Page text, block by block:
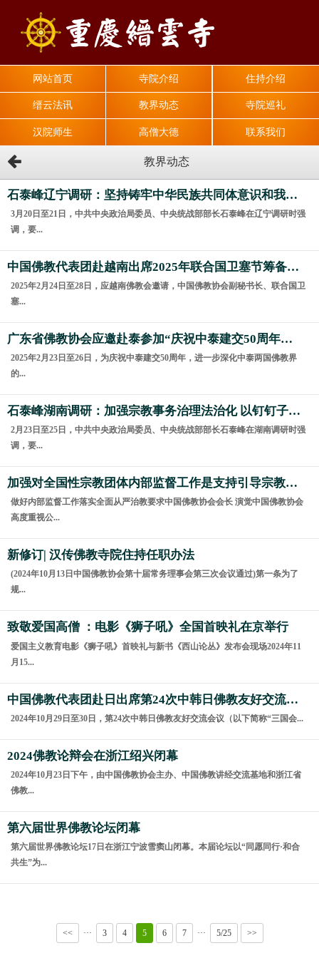
网站首页 寺院介绍 住持介绍
缙云法讯 教界动态 寺院巡礼
汉院师生 高僧大德 联系我们
教界动态
石泰峰辽宁调研：坚持铸牢中华民族共同体意识和我国宗教中国化方向 切实做好新时代党的民族宗教工作
3月20日至21日，中共中央政治局委员、中央统战部部长石泰峰在辽宁调研时强
调，要...
中国佛教代表团赴越南出席2025年联合国卫塞节筹备会议
2025年2月24日至28日，应越南佛教会邀请，中国佛教协会副秘书长、联合国卫
塞...
广东省佛教协会应邀赴泰参加“庆祝中泰建交50周年暨恭请六祖圣像供奉仪式”
2025年2月23日至26日，为庆祝中泰建交50周年，进一步深化中泰两国佛教界
的...
石泰峰湖南调研：加强宗教事务治理法治化 以钉钉子精神抓好统战工作各项任务落地落实
2月23日至25日，中共中央政治局委员、中央统战部部长石泰峰在湖南调研时强
调，要...
加强对全国性宗教团体内部监督工作是支持引导宗教界全面从严治教的内在要求
做好内部监督工作落实全面从严治教要求中国佛教协会会长 演觉中国佛教协会
高度重视公...
新修订| 汉传佛教寺院住持任职办法
(2024年10月13日中国佛教协会第十届常务理事会第三次会议通过)第一条为了
规...
致敬爱国高僧 ：电影《狮子吼》全国首映礼在京举行
爱国主义教育电影《狮子吼》首映礼与新书《西山论丛》发布会现场2024年11
月15...
中国佛教代表团赴日出席第24次中韩日佛教友好交流会议
2024年10月29日至30日，第24次中韩日佛教友好交流会议（以下简称“三国会...
2024佛教论辩会在浙江绍兴闭幕
2024年10月23日下午，由中国佛教协会主办、中国佛教讲经交流基地和浙江省
佛教...
第六届世界佛教论坛闭幕
第六届世界佛教论坛17日在浙江宁波雪窦山闭幕。本届论坛以“同愿同行·和合
共生”为...
<< ··· 3 4 5 6 7 ··· 5/25 >>